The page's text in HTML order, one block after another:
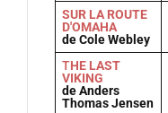
SUR LA ROUTE
D'OMAHA
de Cole Webley
THE LAST
VIKING
de Anders
Thomas Jensen